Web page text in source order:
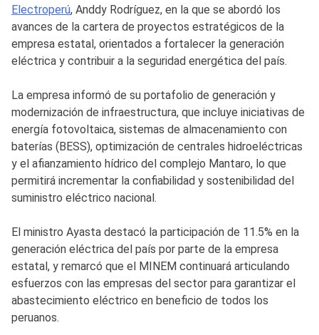
Electroperú, Anddy Rodríguez, en la que se abordó los
avances de la cartera de proyectos estratégicos de la
empresa estatal, orientados a fortalecer la generación
eléctrica y contribuir a la seguridad energética del país.
La empresa informó de su portafolio de generación y
modernización de infraestructura, que incluye iniciativas de
energía fotovoltaica, sistemas de almacenamiento con
baterías (BESS), optimización de centrales hidroeléctricas
y el afianzamiento hídrico del complejo Mantaro, lo que
permitirá incrementar la confiabilidad y sostenibilidad del
suministro eléctrico nacional.
El ministro Ayasta destacó la participación de 11.5% en la
generación eléctrica del país por parte de la empresa
estatal, y remarcó que el MINEM continuará articulando
esfuerzos con las empresas del sector para garantizar el
abastecimiento eléctrico en beneficio de todos los
peruanos.